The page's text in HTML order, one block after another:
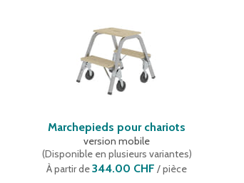
Marchepieds pour chariots
version mobile
(Disponible en plusieurs variantes)
À partir de344.00 CHF / pièce